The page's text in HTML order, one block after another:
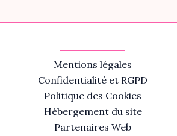
Mentions légales
Confidentialité et RGPD
Politique des Cookies
Hébergement du site
Partenaires Web